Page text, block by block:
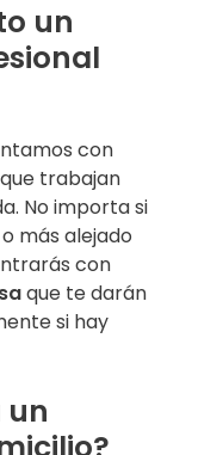
un
con
que trabajan
No importa si
más alejado
con
que te darán
si hay
un